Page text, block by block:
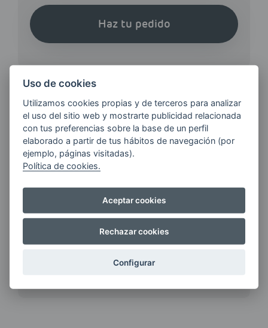
Haz tu pedido
¿QUIERES ESTAR AL DÍA DE
LAS
ÚLTIMAS NOVEDADES?
E-MAIL
Quiero recibir las últimas novedades de AVIA
Más información
Uso de cookies
Utilizamos cookies propias y de terceros para analizar
el uso del sitio web y mostrarte publicidad relacionada
con tus preferencias sobre la base de un perfil
elaborado a partir de tus hábitos de navegación (por
ejemplo, páginas visitadas).
Política de cookies.
Aceptar cookies
Rechazar cookies
Configurar